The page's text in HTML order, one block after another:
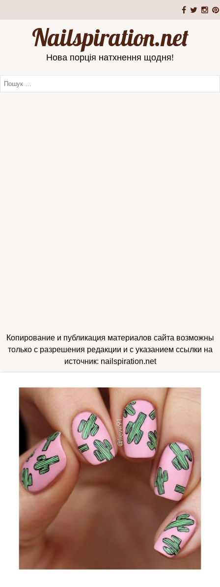
Nailspiration.net
Нова порція натхнення щодня!
Копирование и публикация материалов сайта возможны
только с разрешения редакции и с указанием ссылки на
источник: nailspiration.net